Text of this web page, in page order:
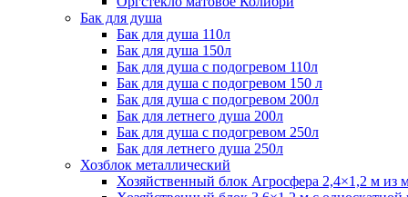
Бак для душа
Бак для душа 110л
Бак для душа 150л
Бак для душа с подогревом 110л
Бак для душа с подогревом 150 л
Бак для душа с подогревом 200л
Бак для летнего душа 200л
Бак для душа с подогревом 250л
Бак для летнего душа 250л
Хозблок металлический
Хозяйственный блок Агросфера 2,4×1,2 м из